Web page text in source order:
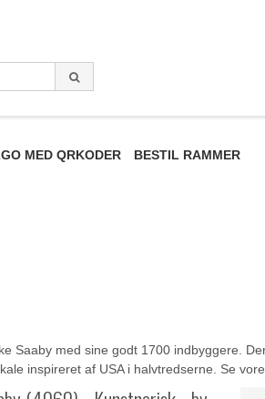
MED QRKODER BESTIL RAMMER
Saaby med sine godt 1700 indbyggere.
inspireret af USA i halvtredserne. Se